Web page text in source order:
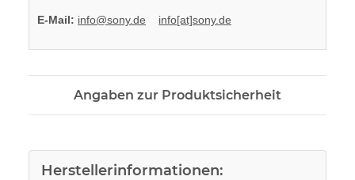
E-Mail: info@sony.de info[at]sony.de
Angaben zur Produktsicherheit
Herstellerinformationen: